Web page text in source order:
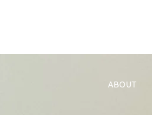
ABOUT